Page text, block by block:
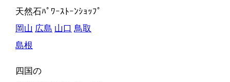
天然石ﾊﾟﾜｰｽﾄｰﾝｼｮｯﾌﾟ
岡山 広島 山口 鳥取
島根
四国の